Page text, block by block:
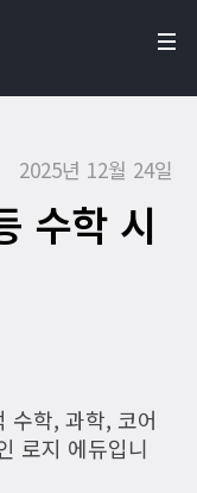
2025년 12월 24일
수학 시
수학, 과학, 코어
로지 에듀입니